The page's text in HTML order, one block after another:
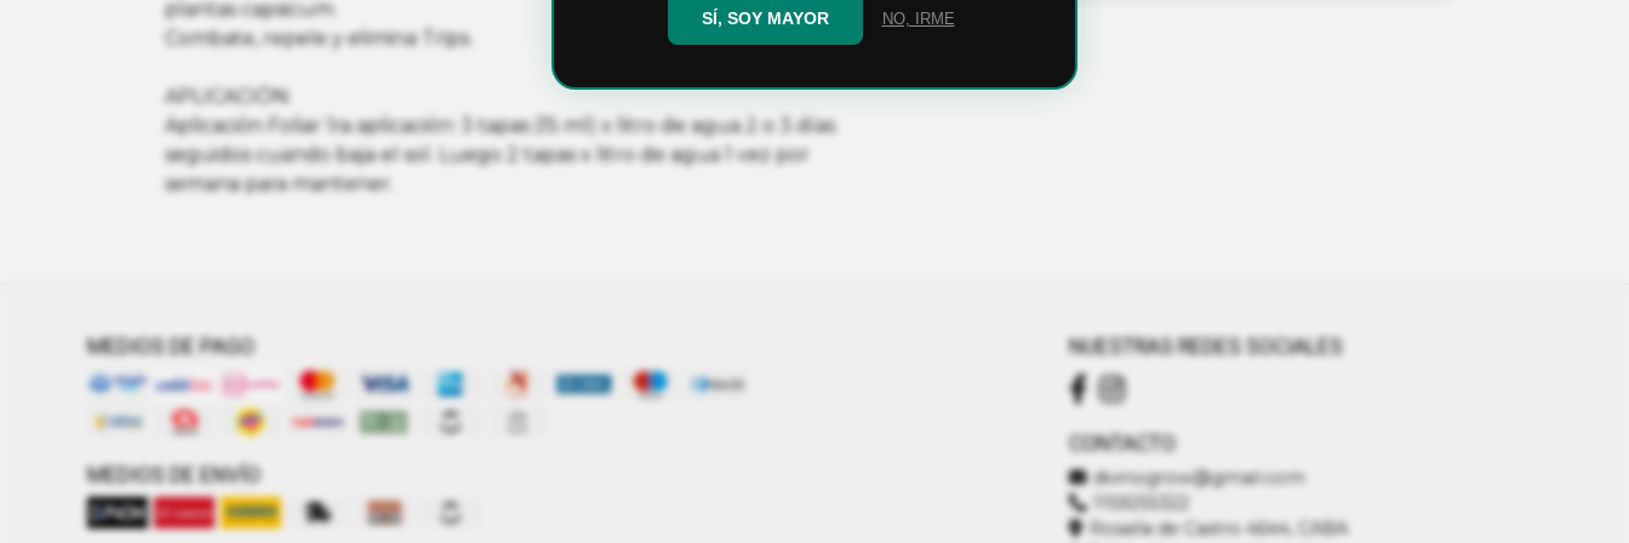
plantas capsicum.
Combate, repele y elimina Trips.
APLICACIÓN:
Aplicación Foliar 1ra aplicación: 3 tapas (15 ml) x litro de agua 2 o 3 días
seguidos cuando baja el sol. Luego 2 tapas x litro de agua 1 vez por
semana para mantener.
MEDIOS DE PAGO
MEDIOS DE ENVÍO
NUESTRAS REDES SOCIALES
CONTACTO
divinogrow@gmail.com
1159255322
Rosalía de Castro 4644, CABA
SÍ, SOY MAYOR NO, IRME